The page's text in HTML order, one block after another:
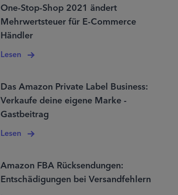
One-Stop-Shop 2021 ändert
Mehrwertsteuer für E-Commerce
Händler
Lesen
Das Amazon Private Label Business:
Verkaufe deine eigene Marke -
Gastbeitrag
Lesen
Amazon FBA Rücksendungen:
Entschädigungen bei Versandfehlern